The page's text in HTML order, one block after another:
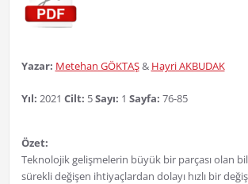
Yazar: Metehan GÖKTAŞ& Hayri AKBUDAK
Yıl: 2021 Cilt: 5Sayı: 1 Sayfa: 76-85
Özet:
Teknolojik gelişmelerin büyük bir parçası olan
sürekli değişen ihtiyaçlardan dolayı hızlı bir